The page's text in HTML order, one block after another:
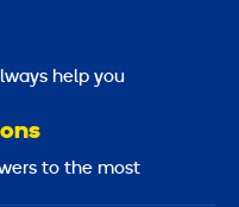
help you
to the most